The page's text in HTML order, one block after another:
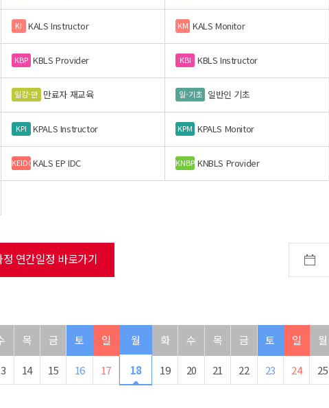
KI KALS Instructor KM KALS Monitor
KBP KBLS Provider KBI KBLS Instructor
일강-만 만료자 재교육 일-기초 일반인 기초
KPI KPALS Instructor KPM KPALS Monitor
KEIDCKALS EP IDC KNBP KNBLS Provider
연간일정 바로가기
목 금 토 일 월 화 수 목 금 토 일 월
14 15 16 17 18 19 20 21 22 23 24 25